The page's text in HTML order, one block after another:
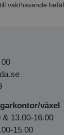
vakthavande befäl,
växel
& 13.00-16.00
15.00